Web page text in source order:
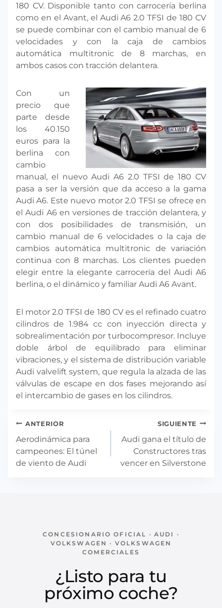
180 CV. Disponible tanto con carrocería berlina
como en el Avant, el Audi A6 2.0 TFSI de 180 CV
se puede combinar con el cambio manual de 6
velocidades y con la caja de cambios
automática multitronic de 8 marchas, en
ambos casos con tracción delantera.
Con un
precio que
parte desde
los 40.150
euros para la
berlina con
cambio
manual, el nuevo Audi A6 2.0 TFSI de 180 CV
pasa a ser la versión que da acceso a la gama
Audi A6. Este nuevo motor 2.0 TFSI se ofrece en
el Audi A6 en versiones de tracción delantera, y
con dos posibilidades de transmisión, un
cambio manual de 6 velocidades o la caja de
cambios automática multitronic de variación
continua con 8 marchas. Los clientes pueden
elegir entre la elegante carrocería del Audi A6
berlina, o el dinámico y familiar Audi A6 Avant.
El motor 2.0 TFSI de 180 CV es el refinado cuatro
cilindros de 1.984 cc con inyección directa y
sobrealimentación por turbocompresor. Incluye
doble árbol de equilibrado para eliminar
vibraciones, y el sistema de distribución variable
Audi valvelift system, que regula la alzada de las
válvulas de escape en dos fases mejorando así
el intercambio de gases en los cilindros.
Navegación
de
entradas
ANTERIOR
Aerodinámica para
campeones: El túnel
de viento de Audi
SIGUIENTE
Audi gana el título de
Constructores tras
vencer en Silverstone
CONCESIONARIO OFICIAL · AUDI ·
VOLKSWAGEN · VOLKSWAGEN
COMERCIALES
¿Listo para tu
próximo coche?